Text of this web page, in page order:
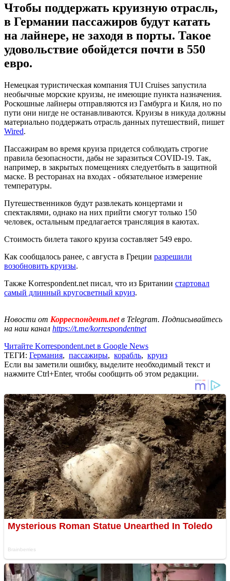
Чтобы поддержать круизную отрасль,
в Германии пассажиров будут катать
на лайнере, не заходя в порты. Такое
удовольствие обойдется почти в 550
евро.
Немецкая туристическая компания TUI Cruises запустила
необычные морские круизы, не имеющие пункта назначения.
Роскошные лайнеры отправляются из Гамбурга и Киля, но по
пути они нигде не останавливаются. Круизы в никуда должны
материально поддержать отрасль данных путешествий, пишет
Wired.
Пассажирам во время круиза придется соблюдать строгие
правила безопасности, дабы не заразиться COVID-19. Так,
например, в закрытых помещениях следуетбыть в защитной
маске. В ресторанах на входах - обязательное измерение
температуры.
Путешественников будут развлекать концертами и
спектаклями, однако на них прийти смогут только 150
человек, остальным предлагается трансляция в каютах.
Стоимость билета такого круиза составляет 549 евро.
Как сообщалось ранее, с августа в Греции разрешили
возобновить круизы.
Также Korrespondent.net писал, что из Британии стартовал
самый длинный кругосветный круиз.
Новости от Корреспондент.netв Telegram. Подписывайтесь
на наш канал https://t.me/korrespondentnet
Читайте Korrespondent.net в Google News
ТЕГИ: Германия, пассажиры, корабль, круиз
Если вы заметили ошибку, выделите необходимый текст и
нажмите Ctrl+Enter, чтобы сообщить об этом редакции.